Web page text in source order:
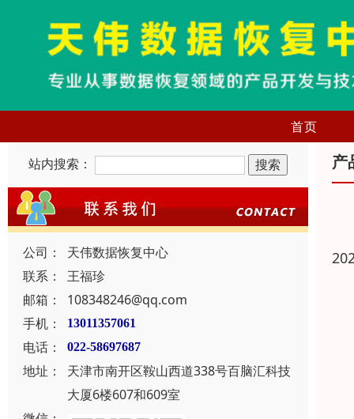
首页
站内搜索：
公司：
天伟数据恢复中心
联系：
王福珍
邮箱：
108348246@qq.com
手机：
13011357061
电话： 022-58697687
地址：
天津市南开区鞍山西道338号百脑汇科技
大厦6楼607和609室
产